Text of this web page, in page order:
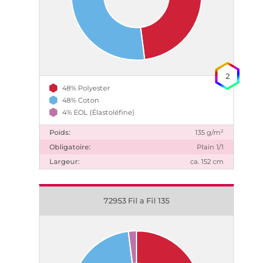
48% Polyester
48% Coton
4% EOL (Élastoléfine)
Poids:
135 g/m²
Obligatoire:
Plain 1/1
Largeur:
ca. 152 cm
2
72953 Fil a Fil 135